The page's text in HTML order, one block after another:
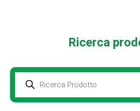
Ricerca
Prodotti
della
ricerca